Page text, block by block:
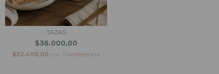
TAZAS
$36.000,00
$32.400,00 con Transferencia